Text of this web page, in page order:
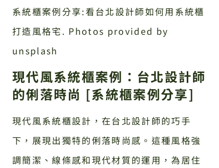
系統櫃案例分享:看台北設計師如何用系統櫃
打造風格宅. Photos provided by
unsplash
現代風系統櫃案例：台北設計師
的俐落時尚 [系統櫃案例分享]
現代風系統櫃設計，在台北設計師的巧手
下，展現出獨特的俐落時尚感。這種風格強
調簡潔、線條感和現代材質的運用，為居住